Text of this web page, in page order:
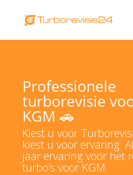
Professionele
turborevisie
KGM 🚗
Kiest u voor
kiest u voor ervaring.
jaar ervaring voor het
turbo’s voor KGM.